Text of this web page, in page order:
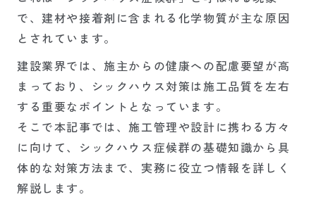
で、建材や接着剤に含まれる化学物質が主な原因
とされています。
建設業界では、施主からの健康への配慮要望が高
まっており、シックハウス対策は施工品質を左右
する重要なポイントとなっています。
そこで本記事では、施工管理や設計に携わる方々
に向けて、シックハウス症候群の基礎知識から具
体的な対策方法まで、実務に役立つ情報を詳しく
解説します。